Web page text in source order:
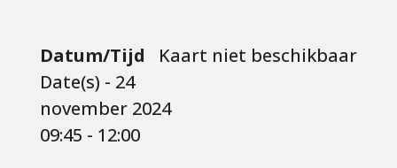
Kaart niet beschikbaar
Datum/Tijd
Date(s) - 24
november 2024
09:45 - 12:00